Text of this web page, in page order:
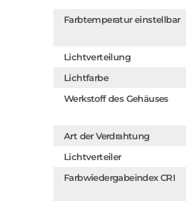
Farbtemperatur einstellbar
Lichtverteilung
Lichtfarbe
Werkstoff des Gehäuses
Art der Verdrahtung
Lichtverteiler
Farbwiedergabeindex CRI